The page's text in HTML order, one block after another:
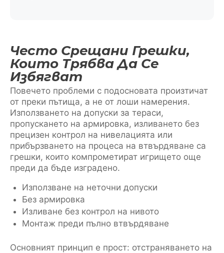
Често Срещани Грешки,
Които Трябва Да Се
Избягват
Повечето проблеми с подосновата произтичат
от преки пътища, а не от лоши намерения.
Използването на допуски за тераси,
пропускането на армировка, изливането без
прецизен контрол на нивелацията или
прибързването на процеса на втвърдяване са
грешки, които компрометират игрището още
преди да бъде изградено.
Използване на неточни допуски
Без армировка
Изливане без контрол на нивото
Монтаж преди пълно втвърдяване
Основният принцип е прост: отстраняването на